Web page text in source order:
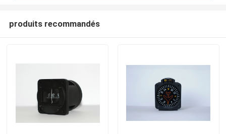
produits recommandés